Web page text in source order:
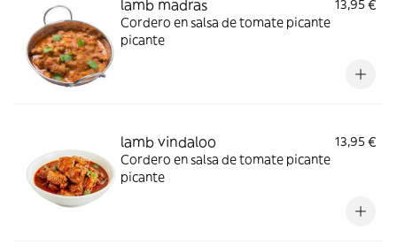
lamb madras
13,95 €
Cordero en salsa de tomate picante
picante
lamb vindaloo
13,95 €
Cordero en salsa de tomate picante
picante